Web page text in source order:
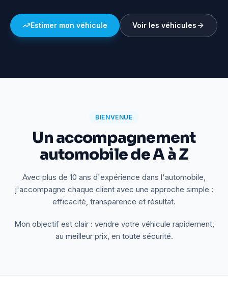
Estimer mon véhicule Voir les véhicules
BIENVENUE
Un accompagnement
automobile de A à Z
Avec plus de 10 ans d'expérience dans l'automobile,
j'accompagne chaque client avec une approche simple :
efficacité, transparence et résultat.
Mon objectif est clair : vendre votre véhicule rapidement,
au meilleur prix, en toute sécurité.